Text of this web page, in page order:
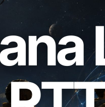
Slot API：新
測量 —